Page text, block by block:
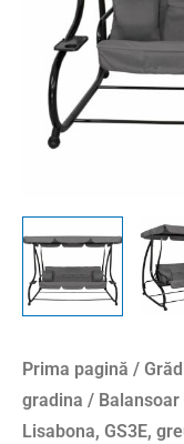
Prima pagină /
gradina / Balansoar
Lisabona, GS3E,
greutate
maxima
280kg